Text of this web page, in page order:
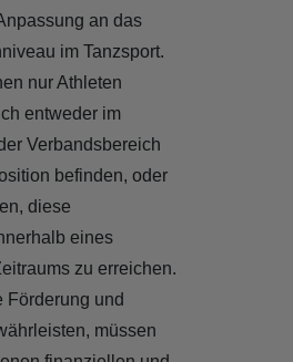
an das
im Tanzsport.
nur Athleten
entweder im
Verbandsbereich
befinden, oder
diese
eines
zu erreichen.
Förderung und
müssen